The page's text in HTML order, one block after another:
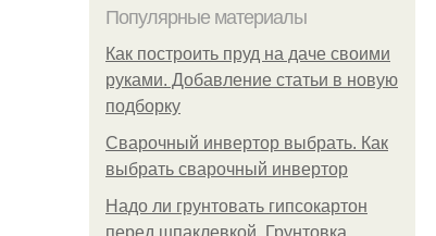
Популярные материалы
Как построить пруд на даче своими
руками. Добавление статьи в новую
подборку
Сварочный инвертор выбрать. Как
выбрать сварочный инвертор
Надо ли грунтовать гипсокартон
перед шпаклевкой. Грунтовка